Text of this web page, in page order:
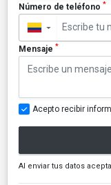
Número de teléfono *
▼
Mensaje *
Acepto recibir
Al enviar tus datos